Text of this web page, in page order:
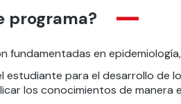
programa?
fundamentadas en
estudiante para el desarrollo de
los conocimientos de